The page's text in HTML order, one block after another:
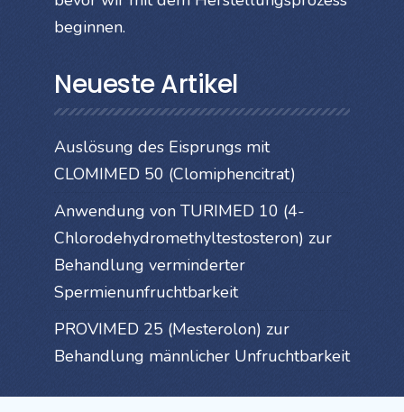
beginnen.
Neueste Artikel
Auslösung des Eisprungs mit
CLOMIMED 50 (Clomiphencitrat)
Anwendung von TURIMED 10 (4-
Chlorodehydromethyltestosteron) zur
Behandlung verminderter
Spermienunfruchtbarkeit
PROVIMED 25 (Mesterolon) zur
Behandlung männlicher Unfruchtbarkeit